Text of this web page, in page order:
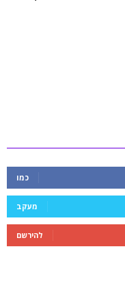
כמו
מעקב
להירשם